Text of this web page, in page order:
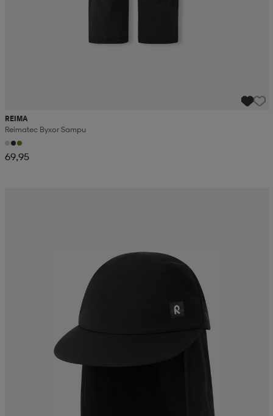
REIMA
Reimatec Byxor Sampu
69,95